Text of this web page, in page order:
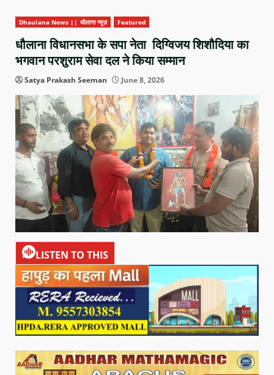
Dhaulana News || धौलाना न्यूज़ Featured
धौलाना विधानसभा के सपा नेता दिग्विजय शिशौदिया का
भगवान परशुराम सेवा दल ने किया सम्मान
Satya Prakash Seeman June 8, 2026
LISTEN TO THIS